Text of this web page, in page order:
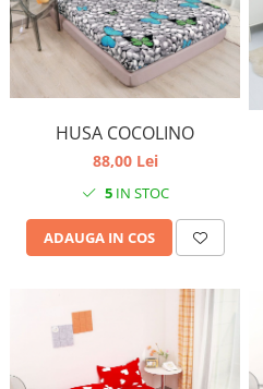
HUSA COCOLINO
88,00 Lei
5IN STOC
ADAUGA IN COS